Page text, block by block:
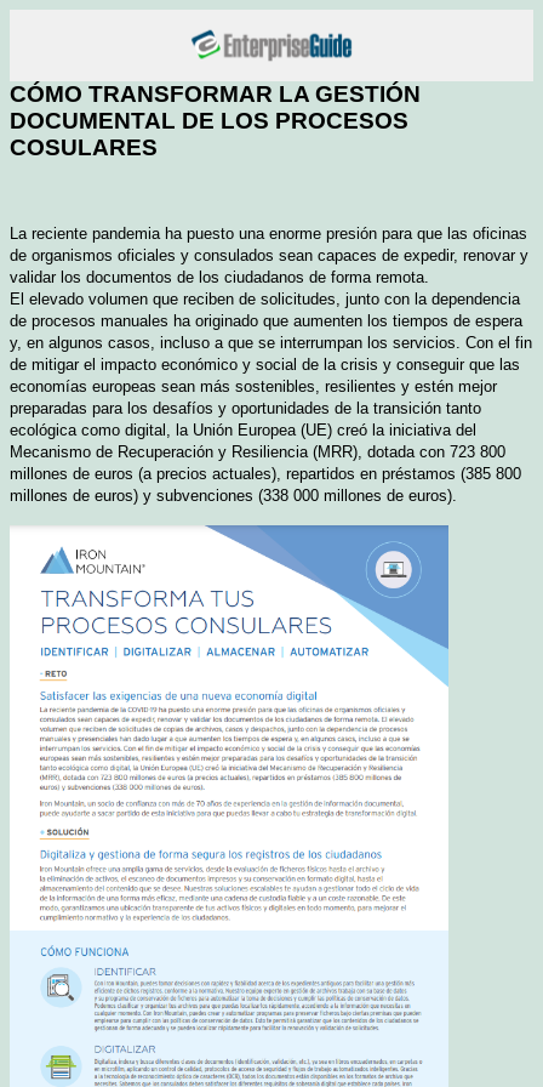
CÓMO TRANSFORMAR LA GESTIÓN
DOCUMENTAL DE LOS PROCESOS
COSULARES
La reciente pandemia ha puesto una enorme presión para que las oficinas
de organismos oficiales y consulados sean capaces de expedir, renovar y
validar los documentos de los ciudadanos de forma remota.
El elevado volumen que reciben de solicitudes, junto con la dependencia
de procesos manuales ha originado que aumenten los tiempos de espera
y, en algunos casos, incluso a que se interrumpan los servicios. Con el fin
de mitigar el impacto económico y social de la crisis y conseguir que las
economías europeas sean más sostenibles, resilientes y estén mejor
preparadas para los desafíos y oportunidades de la transición tanto
ecológica como digital, la Unión Europea (UE) creó la iniciativa del
Mecanismo de Recuperación y Resiliencia (MRR), dotada con 723 800
millones de euros (a precios actuales), repartidos en préstamos (385 800
millones de euros) y subvenciones (338 000 millones de euros).